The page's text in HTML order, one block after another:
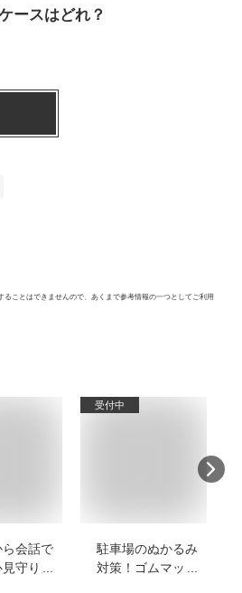
ースはどれ？
ことはできませんので、あくまで参考情報の一つとしてご利用
会話で
守りカ
受付中
駐車場のぬかるみ
対策！ゴムマット